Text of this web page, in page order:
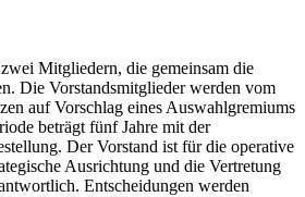
Mitgliedern, die gemeinsam die
Die Vorstandsmitglieder werden vom
auf Vorschlag eines Auswahlgremiums
beträgt fünf Jahre mit der
Der Vorstand ist für die operative
Ausrichtung und die Vertretung
Entscheidungen werden